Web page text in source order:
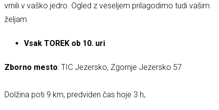
vrnili v vaško jedro. Ogled z veseljem prilagodimo tudi vašim
željam.
Vsak TOREK ob 10. uri
Zborno mesto: TIC Jezersko, Zgornje Jezersko 57
Dolžina poti 9 km, predviden čas hoje 3 h,.